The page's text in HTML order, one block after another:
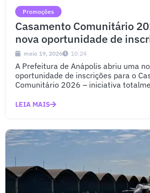
Promoções
Casamento Comunitário
nova oportunidade de
maio 19, 2026 10:24
A Prefeitura de Anápolis abriu uma
oportunidade de inscrições para o
Comunitário 2026 – iniciativa
LEIA MAIS